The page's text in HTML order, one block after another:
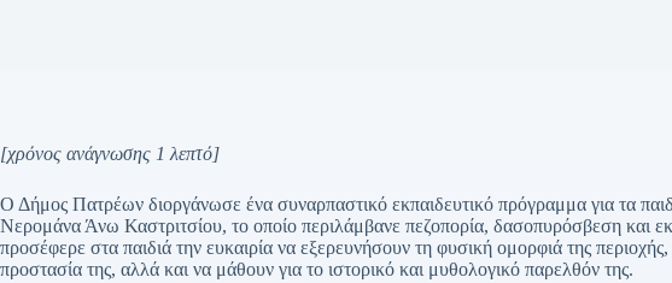
[χρόνος ανάγνωσης 1 λεπτό]
Ο Δήμος Πατρέων διοργάνωσε ένα συναρπαστικό εκπαιδευτικό πρόγραμμα για τα
Νερομάνα Άνω Καστριτσίου, το οποίο περιλάμβανε πεζοπορία, δασοπυρόσβεση και
προσέφερε στα παιδιά την ευκαιρία να εξερευνήσουν τη φυσική ομορφιά της
προστασία της, αλλά και να μάθουν για το ιστορικό και μυθολογικό παρελθόν της.